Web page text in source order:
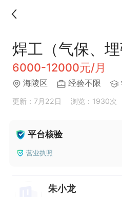
焊工（气保、
6000-12000元/月
海陵区 经验不限
更新：7月22日 浏览：1930次
平台核验
营业执照
朱小龙